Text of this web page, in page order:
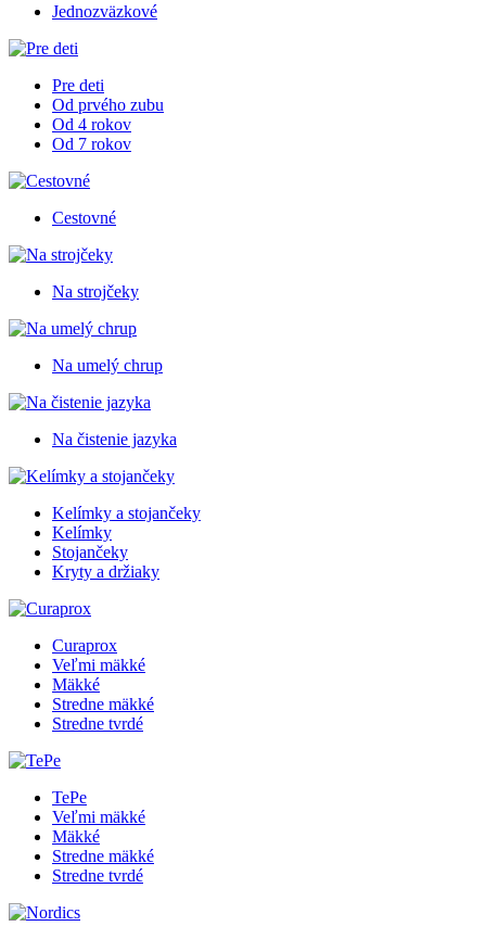
Jednozväzkové
Pre deti
Od prvého zubu
Od 4 rokov
Od 7 rokov
Cestovné
Na strojčeky
Na umelý chrup
Na čistenie jazyka
Kelímky a stojančeky
Kelímky
Stojančeky
Kryty a držiaky
Curaprox
Veľmi mäkké
Mäkké
Stredne mäkké
Stredne tvrdé
TePe
Veľmi mäkké
Mäkké
Stredne mäkké
Stredne tvrdé